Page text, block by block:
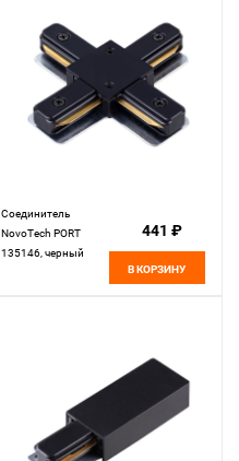
Соединитель
NovoTech PORT
135146, черный
441 ₽
В КОРЗИНУ